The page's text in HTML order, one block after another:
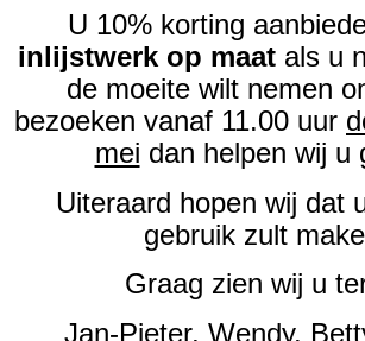
U 10% korting
inlijstwerk op maatals u
de moeite wilt nemen
bezoeken vanaf 11.00 uur
mei dan helpen wij u
Uiteraard hopen wij dat
gebruik zult
Graag zien wij u
Jan-Pieter, Wendy,